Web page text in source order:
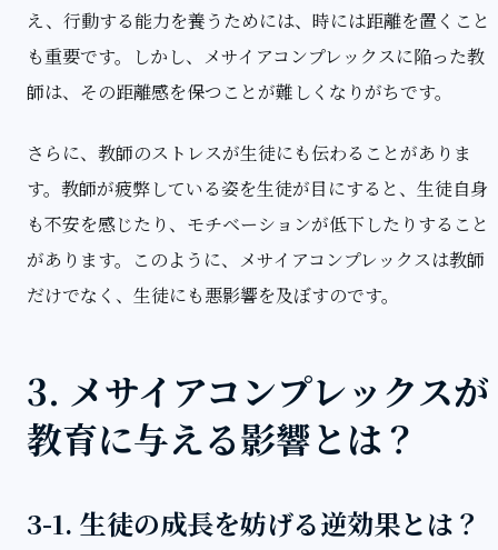
え、行動する能力を養うためには、時には距離を置くこと
も重要です。しかし、メサイアコンプレックスに陥った教
師は、その距離感を保つことが難しくなりがちです。
さらに、教師のストレスが生徒にも伝わることがありま
す。教師が疲弊している姿を生徒が目にすると、生徒自身
も不安を感じたり、モチベーションが低下したりすること
があります。このように、メサイアコンプレックスは教師
だけでなく、生徒にも悪影響を及ぼすのです。
3. メサイアコンプレックスが
教育に与える影響とは？
3-1. 生徒の成長を妨げる逆効果とは？